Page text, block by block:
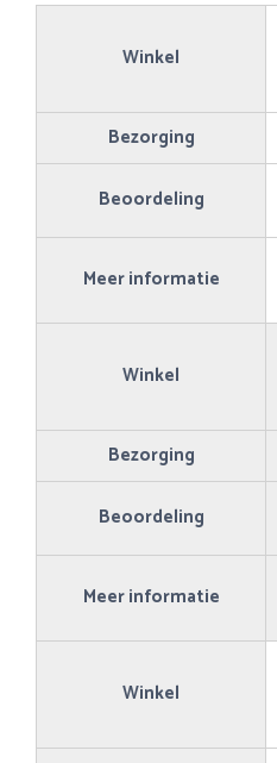
Winkel
Bezorging
Beoordeling
Meer informatie
Winkel
Bezorging
Beoordeling
Meer informatie
Winkel